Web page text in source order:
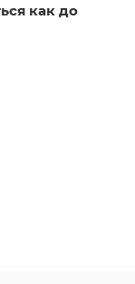
как до